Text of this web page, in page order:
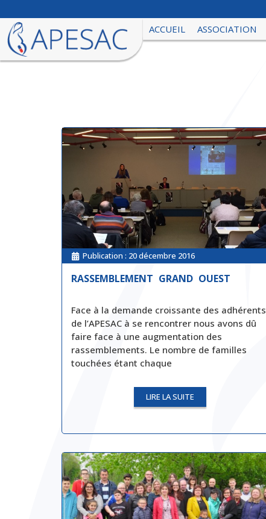
ACCUEIL ASSOCIATION
Publication : 20 décembre 2016
RASSEMBLEMENT GRAND OUEST
Face à la demande croissante des adhérents
de l’APESAC à se rencontrer nous avons dû
faire face à une augmentation des
rassemblements. Le nombre de familles
touchées étant chaque
LIRE LA SUITE